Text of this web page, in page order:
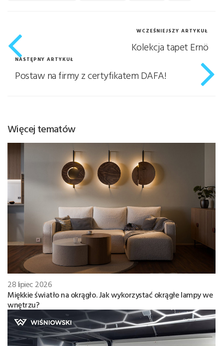
WCZEŚNIEJSZY ARTYKUŁ
Kolekcja tapet Ernö
NASTĘPNY ARTYKUŁ
Postaw na firmy z certyfikatem DAFA!
Więcej tematów
28 lipiec 2026
Miękkie światło na okrągło. Jak wykorzystać okrągłe lampy we
wnętrzu?